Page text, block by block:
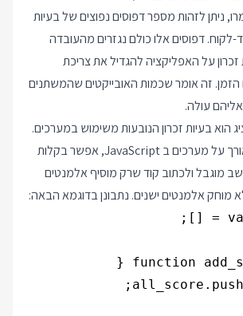
ניתן לזהות מספר דפוסים נפוצים של בעיות
לקוח. דפוסים אלו כולם נגזרים מהעובדה
זכרון על האפליקציה להגדיל את צריכת
זה אומר שכמות האובייקטים שהמשתנים
אליהם עולה.
הוא בעיות זכרון הנובעות משימוש במערכים.
מאחר ואין מגבלת אורך על מערכים ב JavaScript, אפשר בקלות
מוגבל ולכתוב קוד שרק מוסיף אלמנטים
מוחק אלמנטים ישנים. נתבונן בדוגמא הבאה: